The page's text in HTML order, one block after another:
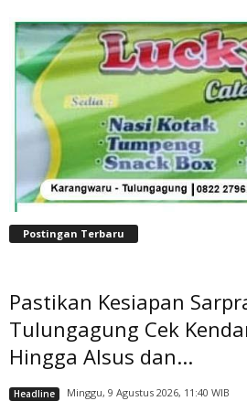
Postingan Terbaru
Pastikan Kesiapan
Tulungagung Cek
Hingga Alsus dan...
Headline Minggu, 9 Agustus 2026, 11:40 WIB